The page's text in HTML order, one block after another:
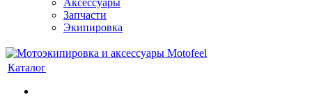
Аксессуары
Запчасти
Экипировка
Каталог